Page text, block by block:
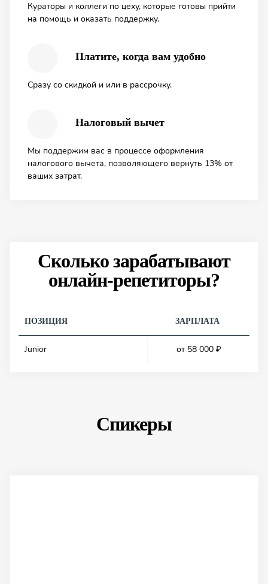
Кураторы и коллеги по цеху, которые готовы прийти
на помощь и оказать поддержку.
Платите, когда вам удобно
Сразу со скидкой и или в рассрочку.
Налоговый вычет
Мы поддержим вас в процессе оформления
налогового вычета, позволяющего вернуть 13% от
ваших затрат.
Сколько зарабатывают
онлайн-репетиторы?
ПОЗИЦИЯ ЗАРПЛАТА
Junior от 58 000 ₽
Спикеры